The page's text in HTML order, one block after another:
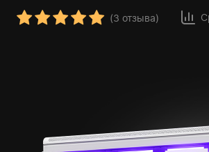
(3 отзыва)